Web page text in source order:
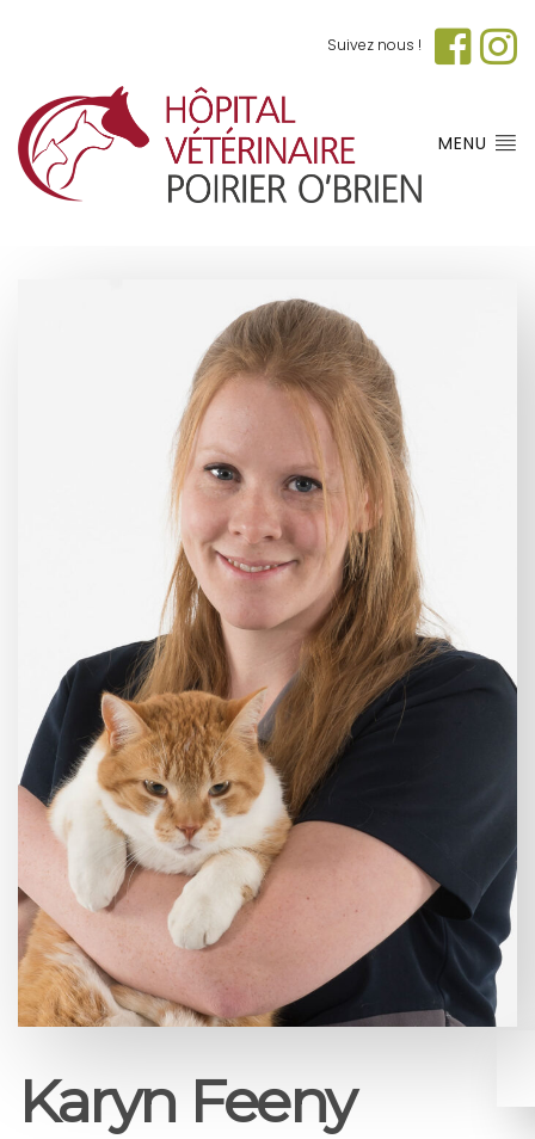
Suivez nous !
MENU
Karyn Feeny